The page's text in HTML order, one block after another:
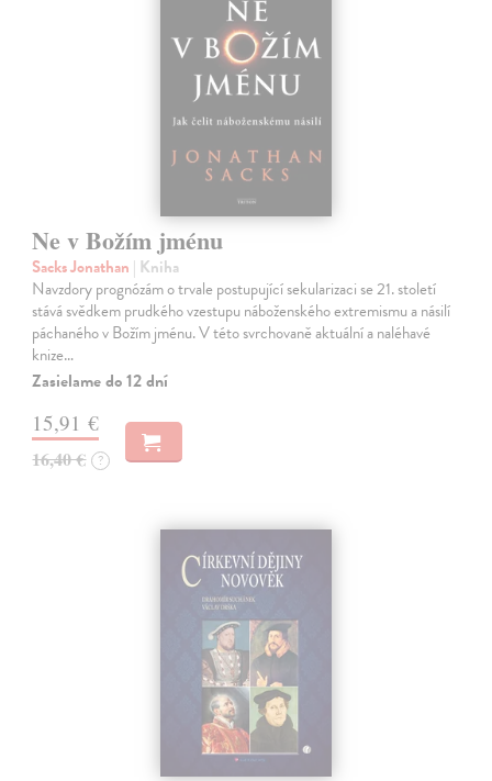
Ne v Božím jménu
Sacks Jonathan | Kniha
Navzdory prognózám o trvale postupující sekularizaci se 21. století
stává svědkem prudkého vzestupu náboženského extremismu a násilí
páchaného v Božím jménu. V této svrchovaně aktuální a naléhavé
knize…
Zasielame do 12 dní
15,91 €
16,40 € ?